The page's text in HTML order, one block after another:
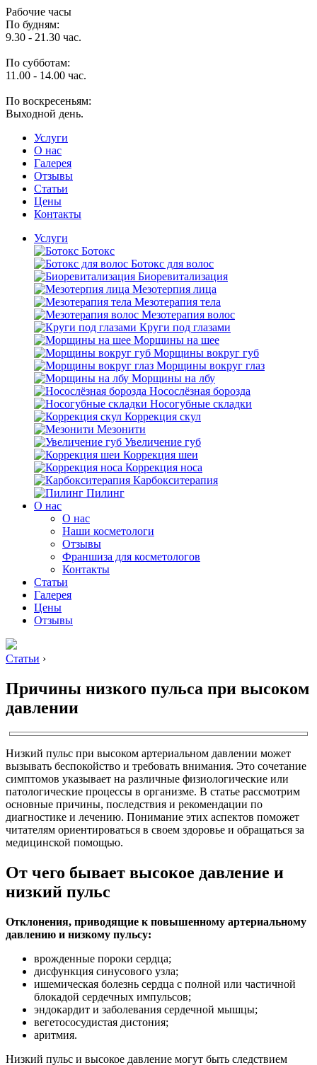
Рабочие часы
По будням:
9.30 - 21.30 час.
По субботам:
11.00 - 14.00 час.
По воскресеньям:
Выходной день.
Услуги
O нас
Галерея
Отзывы
Статьи
Цены
Контакты
Услуги
Ботокс
Ботокс для волос
Биоревитализация
Мезотерпия лица
Мезотерапия тела
Мезотерапия волос
Круги под глазами
Морщины на шее
Морщины вокруг губ
Морщины вокруг глаз
Морщины на лбу
Носослёзная борозда
Носогубные складки
Коррекция скул
Мезонити
Увеличение губ
Коррекция шеи
Коррекция носа
Карбокситерапия
Пилинг
O нас
O нас
Наши косметологи
Отзывы
Франшиза для косметологов
Контакты
Статьи
Галерея
Цены
Отзывы
Статьи ›
Причины низкого пульса при высоком
давлении
Низкий пульс при высоком артериальном давлении может
вызывать беспокойство и требовать внимания. Это сочетание
симптомов указывает на различные физиологические или
патологические процессы в организме. В статье рассмотрим
основные причины, последствия и рекомендации по
диагностике и лечению. Понимание этих аспектов поможет
читателям ориентироваться в своем здоровье и обращаться за
медицинской помощью.
От чего бывает высокое давление и
низкий пульс
Отклонения, приводящие к повышенному артериальному
давлению и низкому пульсу:
врожденные пороки сердца;
дисфункция синусового узла;
ишемическая болезнь сердца с полной или частичной
блокадой сердечных импульсов;
эндокардит и заболевания сердечной мышцы;
вегетососудистая дистония;
аритмия.
Низкий пульс и высокое давление могут быть следствием